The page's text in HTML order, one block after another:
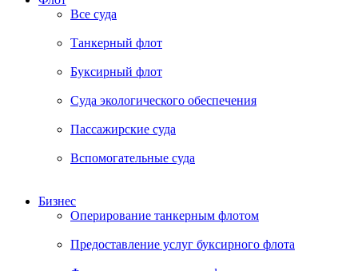
Все суда
Танкерный флот
Буксирный флот
Суда экологического обеспечения
Пассажирские суда
Вспомогательные суда
Бизнес
Оперирование танкерным флотом
Предоставление услуг буксирного флота